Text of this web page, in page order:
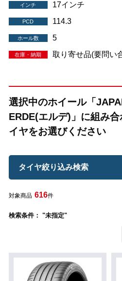
インチ 17インチ
PCD 114.3
ホール数 5
在庫・納期 取り寄せ品(要問い
選択中のホイール「
ERDE(エルデ)」に組み
イヤをお選びください
タイヤ絞り込み検索
対象商品 616件
検索条件： "未指定"